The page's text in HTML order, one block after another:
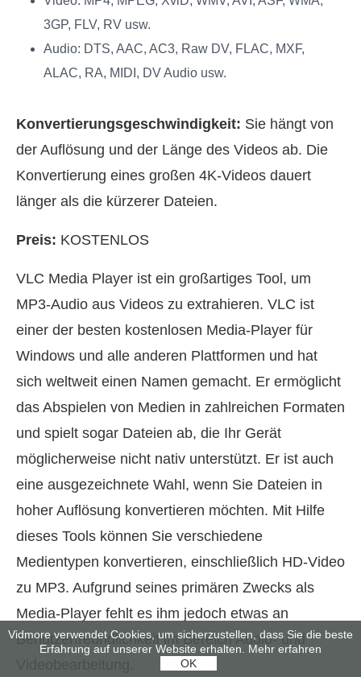
3GP, FLV, RV usw.
Audio: DTS, AAC, AC3, Raw DV, FLAC, MXF,
ALAC, RA, MIDI, DV Audio usw.
Konvertierungsgeschwindigkeit: Sie hängt von
der Auflösung und der Länge des Videos ab. Die
Konvertierung eines großen 4K-Videos dauert
länger als die kürzerer Dateien.
Preis: KOSTENLOS
VLC Media Player ist ein großartiges Tool, um
MP3-Audio aus Videos zu extrahieren. VLC ist
einer der besten kostenlosen Media-Player für
Windows und alle anderen Plattformen und hat
sich weltweit einen Namen gemacht. Er ermöglicht
das Abspielen von Medien in zahlreichen Formaten
und spielt sogar Dateien ab, die Ihr Gerät
möglicherweise nicht nativ unterstützt. Er ist auch
eine ausgezeichnete Wahl, wenn Sie Dateien in
hoher Auflösung konvertieren möchten. Mit Hilfe
dieses Tools können Sie verschiedene
Medientypen konvertieren, einschließlich HD-Video
zu MP3. Aufgrund seines primären Zwecks als
Media-Player fehlt es ihm jedoch etwas an
Benutzerfreundlichkeit im Bereich Audio- und
Vidmore verwendet Cookies, um sicherzustellen, dass Sie die beste
Erfahrung auf unserer Website erhalten. Mehr erfahren
OK